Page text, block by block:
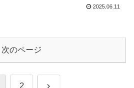
2025.06.11
次のページ
2 次